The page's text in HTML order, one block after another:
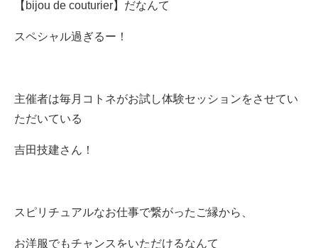
【bijou de couturier】だなんて
スペシャル過ぎるー！
主催者は毎月コトネがお試し体験セッションをさせてい
ただいている
吉田技建さん！
スピリチュアルなお仕事で繋がったご縁から、
お洋服でもチャンスをいただけるなんて